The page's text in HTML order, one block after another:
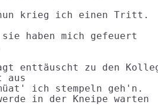
krieg ich einen Tritt.
sie haben mich gefeuert
enttäuscht zu den
aus
ich stempeln geh'n.
in der Kneipe warten